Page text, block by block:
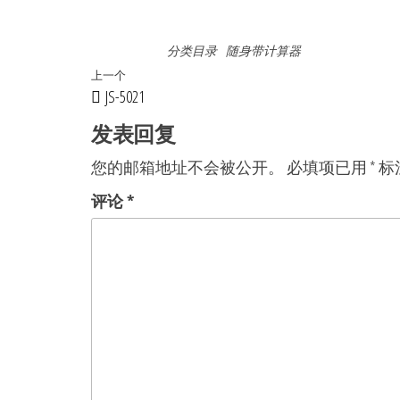
分类目录 随身带计算器
文
章
导
航
上
一
篇
章
上一个
JS-5021
发表回复
您的邮箱地址不会被公开。 必填项已用 *标
评论*